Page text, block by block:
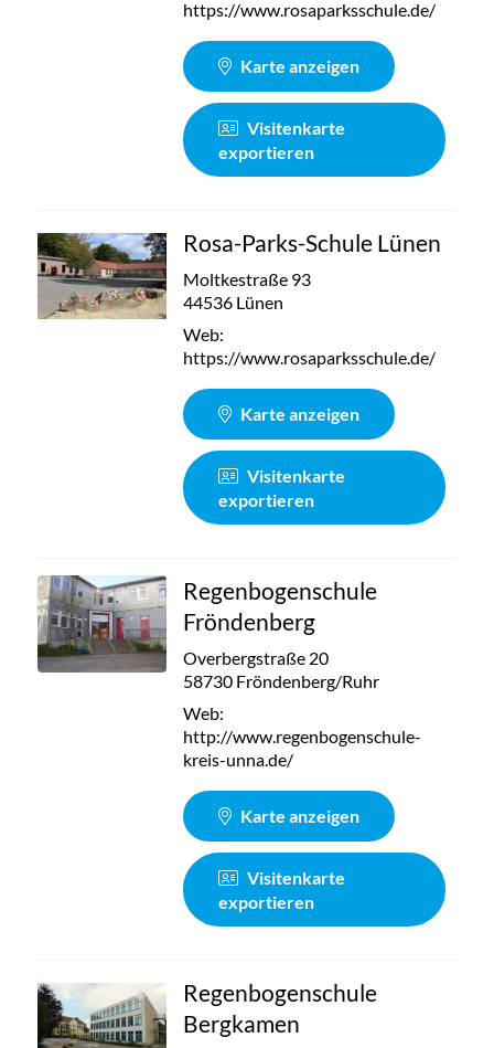
https://www.rosaparksschule.de/
Karte anzeigen
Visitenkarte
exportieren
Rosa-Parks-Schule Lünen
Moltkestraße 93
44536 Lünen
Web:
https://www.rosaparksschule.de/
Karte anzeigen
Visitenkarte
exportieren
Regenbogenschule
Fröndenberg
Overbergstraße 20
58730 Fröndenberg/Ruhr
Web:
http://www.regenbogenschule-
kreis-unna.de/
Karte anzeigen
Visitenkarte
exportieren
Regenbogenschule
Bergkamen